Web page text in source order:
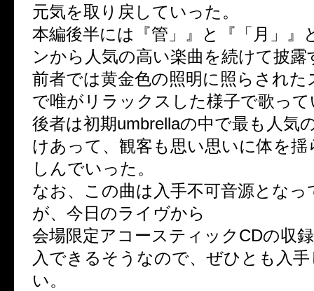
元気を取り戻していった。
本編後半には『管」』と『「月」』
ンから人気の高い楽曲を続けて披露
前者では黄金色の照明に照らされた
で唯がリラックスした様子で歌っ
後者は初期umbrellaの中で最も人気
けあって、観客も思い思いに体を揺
しんでいった。
なお、この曲は入手不可音源となっ
が、今日のライヴから
会場限定アコースティックCDの収
入できるそうなので、ぜひとも入
い。